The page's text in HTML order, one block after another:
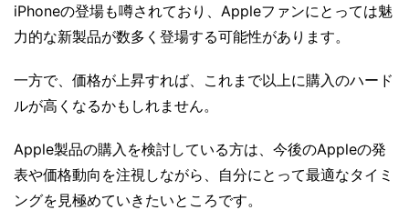
iPhoneの登場も噂されており、Appleファンにとっては魅
力的な新製品が数多く登場する可能性があります。
一方で、価格が上昇すれば、これまで以上に購入のハード
ルが高くなるかもしれません。
Apple製品の購入を検討している方は、今後のAppleの発
表や価格動向を注視しながら、自分にとって最適なタイミ
ングを見極めていきたいところです。